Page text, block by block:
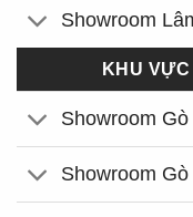
Showroom
KHU
Showroom
Showroom